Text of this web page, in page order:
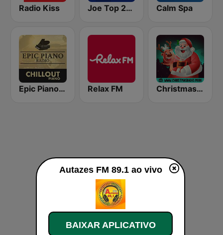
Radio Kiss Joe Top 2000 Calm Spa
Epic Piano - CHILLOUT PIANO Relax FM Christmas Radio
Autazes FM 89.1 ao vivo
BAIXAR APLICATIVO